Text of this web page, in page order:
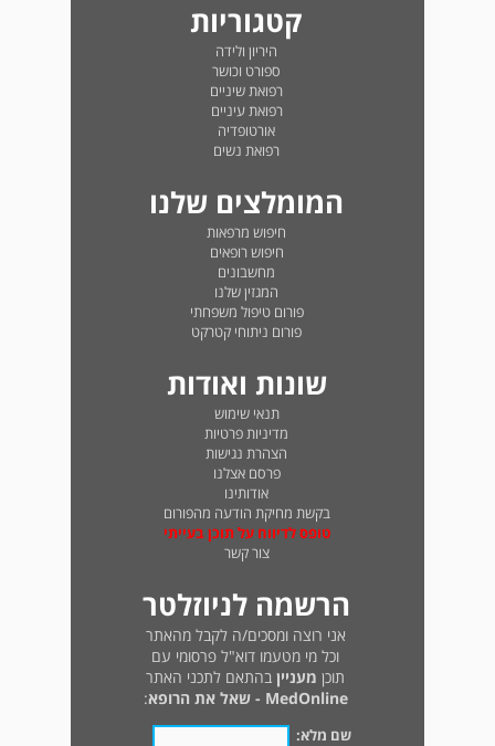
קטגוריות
היריון ולידה
ספורט וכושר
רפואת שיניים
רפואת עיניים
אורטופדיה
רפואת נשים
המומלצים שלנו
חיפוש מרפאות
חיפוש רופאים
מחשבונים
המגזין שלנו
פורום טיפול משפחתי
פורום ניתוחי קטרקט
שונות ואודות
תנאי שימוש
מדיניות פרטיות
הצהרת נגישות
פרסם אצלנו
אודותינו
בקשת מחיקת הודעה מהפורום
טופס לדיווח על תוכן בעייתי
צור קשר
הרשמה לניוזלטר
אני רוצה ומסכים/ה לקבל מהאתר
וכל מי מטעמו דוא"ל פרסומי עם
תוכן מעניין בהתאם לתכני האתר
MedOnline - שאל את הרופא
:
שם מלא: